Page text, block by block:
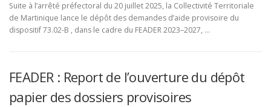
Suite à l’arrêté préfectoral du 20 juillet 2025, la Collectivité Territoriale
de Martinique lance le dépôt des demandes d’aide provisoire du
dispositif 73.02-B , dans le cadre du FEADER 2023–2027, …
FEADER : Report de l’ouverture du dépôt
papier des dossiers provisoires